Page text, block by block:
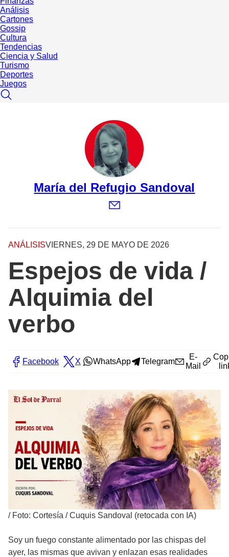
Análisis
Cartones
Gossip
Cultura
Tendencias
Ciencia y Salud
Turismo
Deportes
Juegos
María del Refugio Sandoval
ANÁLISISVIERNES, 29 DE MAYO DE 2026
Espejos de vida /
Alquimia del
verbo
Facebook X WhatsApp Telegram
E-
Mail
/ Foto: Cortesía / Cuquis Sandoval (retocada con IA)
Soy un fuego constante alimentado por las chispas del
ayer, las mismas que avivan y enlazan esas realidades